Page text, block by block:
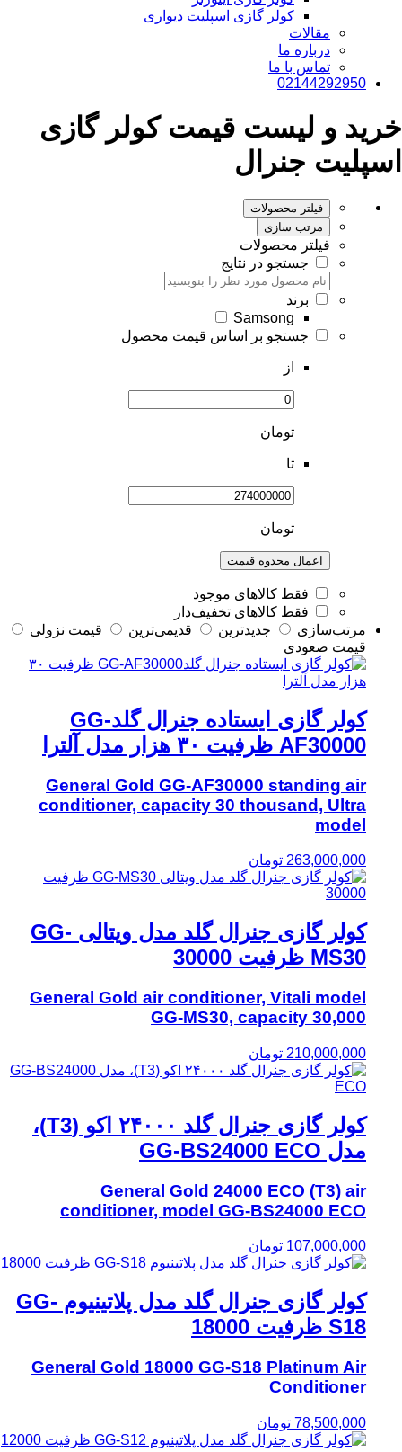
کولر گازی اسپلیت دیواری
مقالات
درباره ما
تماس با ما
02144292950
خرید و لیست قیمت کولر گازی
اسپلیت جنرال
فیلتر محصولات
مرتب سازی
فیلتر محصولات
جستجو در نتایج
برند
Samsong
جستجو بر اساس قیمت محصول
از
تومان
تا
تومان
اعمال محدوه قیمت
فقط کالاهای موجود
فقط کالاهای تخفیف‌دار
مرتب‌سازی
جدیدترین قدیمی‌ترین
قيمت نزولی
قيمت صعودی
کولر گازی ایستاده جنرال گلدGG-
AF30000 ظرفیت ۳۰ هزار مدل آلترا
General Gold GG-AF30000 standing air
conditioner, capacity 30 thousand, Ultra
model
263,000,000 تومان
کولر گازی جنرال گلد مدل ویتالی GG-
MS30 ظرفیت 30000
General Gold air conditioner, Vitali model
GG-MS30, capacity 30,000
210,000,000 تومان
کولر گازی جنرال گلد ۲۴۰۰۰ اکو (T3)،
مدل GG-BS24000 ECO
General Gold 24000 ECO (T3) air
conditioner, model GG-BS24000 ECO
107,000,000 تومان
کولر گازی جنرال گلد مدل پلاتینیوم GG-
S18 ظرفیت 18000
General Gold 18000 GG-S18 Platinum Air
Conditioner
78,500,000 تومان